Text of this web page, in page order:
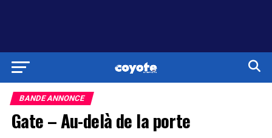
BANDE ANNONCE
Gate – Au-delà de la porte